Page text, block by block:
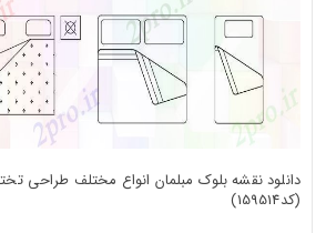
دانلود نقشه بلوک مبلمان انواع مختلف طراحی
(کد159514)